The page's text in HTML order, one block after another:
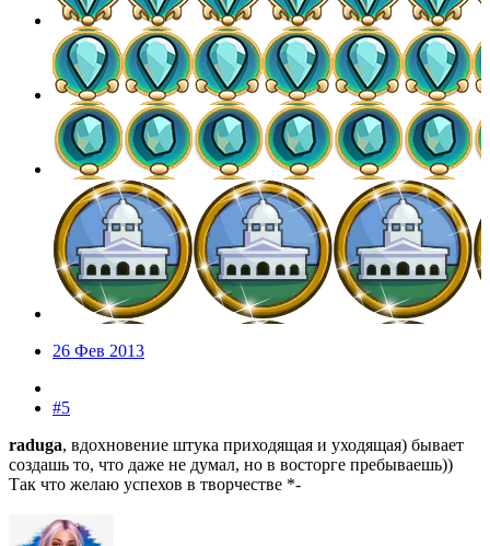
26 Фев 2013
#5
raduga, вдохновение штука приходящая и уходящая) бывает
создашь то, что даже не думал, но в восторге пребываешь))
Так что желаю успехов в творчестве *-